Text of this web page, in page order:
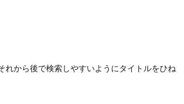
れから後で検索しやすいようにタイトルをひね